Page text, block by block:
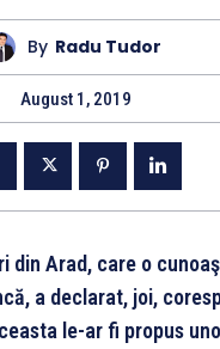
By Radu Tudor
August 1, 2019
din Arad, care o
a declarat, joi,
le-ar fi propus